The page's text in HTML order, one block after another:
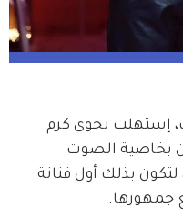
إستهلت نجوى كرم
بخاصية الصوت
لتكون بذلك أول فنانة
جمهورها.